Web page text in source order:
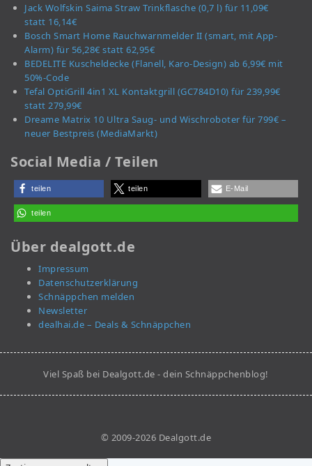
Jack Wolfskin Saima Straw Trinkflasche (0,7 l) für 11,09€
statt 16,14€
Bosch Smart Home Rauchwarnmelder II (smart, mit App-
Alarm) für 56,28€ statt 62,95€
BEDELITE Kuscheldecke (Flanell, Karo-Design) ab 6,99€ mit
50%-Code
Tefal OptiGrill 4in1 XL Kontaktgrill (GC784D10) für 239,99€
statt 279,99€
Dreame Matrix 10 Ultra Saug- und Wischroboter für 799€ –
neuer Bestpreis (MediaMarkt)
Social Media / Teilen
teilen teilen E-Mail
teilen
Über dealgott.de
Impressum
Datenschutzerklärung
Schnäppchen melden
Newsletter
dealhai.de – Deals & Schnäppchen
Viel Spaß bei Dealgott.de - dein Schnäppchenblog!
© 2009-2026 Dealgott.de